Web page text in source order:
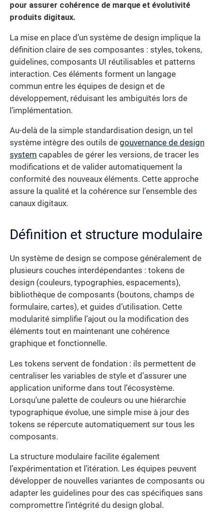
pour assurer cohérence de marque et évolutivité
produits digitaux.
La mise en place d’un système de design implique la
définition claire de ses composantes : styles, tokens,
guidelines, composants UI réutilisables et patterns
interaction. Ces éléments forment un langage
commun entre les équipes de design et de
développement, réduisant les ambiguïtés lors de
l’implémentation.
Au-delà de la simple standardisation design, un tel
système intègre des outils de gouvernance de design
system capables de gérer les versions, de tracer les
modifications et de valider automatiquement la
conformité des nouveaux éléments. Cette approche
assure la qualité et la cohérence sur l’ensemble des
canaux digitaux.
Définition et structure modulaire
Un système de design se compose généralement de
plusieurs couches interdépendantes : tokens de
design (couleurs, typographies, espacements),
bibliothèque de composants (boutons, champs de
formulaire, cartes), et guides d’utilisation. Cette
modularité simplifie l’ajout ou la modification des
éléments tout en maintenant une cohérence
graphique et fonctionnelle.
Les tokens servent de fondation : ils permettent de
centraliser les variables de style et d’assurer une
application uniforme dans tout l’écosystème.
Lorsqu’une palette de couleurs ou une hiérarchie
typographique évolue, une simple mise à jour des
tokens se répercute automatiquement sur tous les
composants.
La structure modulaire facilite également
l’expérimentation et l’itération. Les équipes peuvent
développer de nouvelles variantes de composants ou
adapter les guidelines pour des cas spécifiques sans
compromettre l’intégrité du design global.